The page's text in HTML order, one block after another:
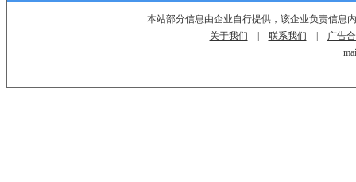
本站部分信息由企业自行提供，该企业负责信息
关于我们
联系我们
广告